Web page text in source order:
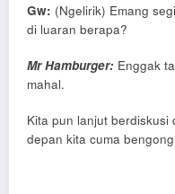
Gw: (Ngelirik) Emang
di luaran berapa?
Mr Hamburger: Enggak
mahal.
Kita pun lanjut
depan kita cuma